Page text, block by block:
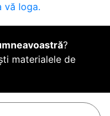
vă loga.
?
materialele de